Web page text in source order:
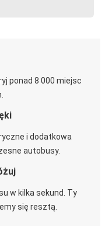
ponad 8 000 miejsc
i dodatkowa
autobusy.
w kilka sekund. Ty
się resztą.